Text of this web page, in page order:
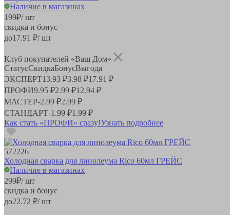
Наличие в магазинах
199₽/ шт
скидка и бонус
до17.91 ₽/ шт
Клуб покупателей «Ваш Дом»
СтатусСкидкаБонусВыгода
ЭКСПЕРТ13.93 ₽3.98 ₽17.91 ₽
ПРОФИ9.95 ₽2.99 ₽12.94 ₽
МАСТЕР-2.99 ₽2.99 ₽
СТАНДАРТ-1.99 ₽1.99 ₽
Как стать «ПРОФИ» сразу!Узнать подробнее
572226
Холодная сварка для линолеума Rico 60мл ГРЕЙС
Наличие в магазинах
299₽/ шт
скидка и бонус
до22.72 ₽/ шт